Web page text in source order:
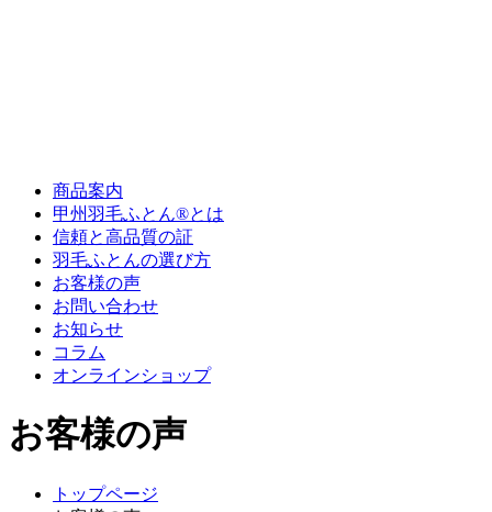
商品案内
甲州羽毛ふとん®とは
信頼と高品質の証
羽毛ふとんの選び方
お客様の声
お問い合わせ
お知らせ
コラム
オンラインショップ
お客様の声
トップページ